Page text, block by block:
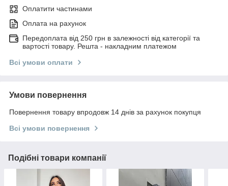
Оплатити частинами
Оплата на рахунок
Передоплата від 250 грн в залежності від категорії та
вартості товару. Решта - накладним платежом
Всі умови оплати
Умови повернення
Повернення товару впродовж 14 днів за рахунок покупця
Всі умови повернення
Подібні товари компанії